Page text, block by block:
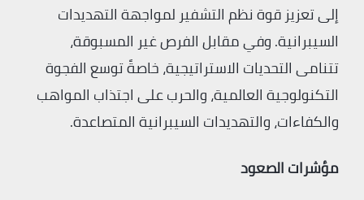
إلى تعزيز قوة نظم التشفير لمواجهة التهديدات
السيبرانية. وفي مقابل الفرص غير المسبوقة،
تتنامى التحديات الاستراتيجية، خاصةً توسع الفجوة
التكنولوجية العالمية، والحرب على اجتذاب المواهب
والكفاءات، والتهديدات السيبرانية المتصاعدة.
مؤشرات الصعود